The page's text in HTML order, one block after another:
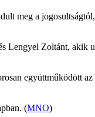
meg a
Lengyel Zoltánt, akik
együttműködött
(MNO)